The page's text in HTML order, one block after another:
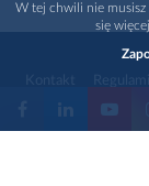
W tej chwili nie musisz
się